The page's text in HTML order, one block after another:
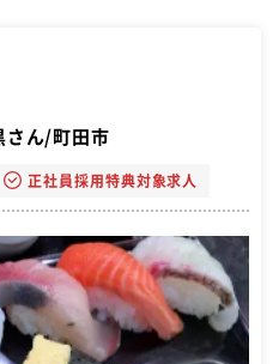
さん/町田市
正社員採用特典対象求人